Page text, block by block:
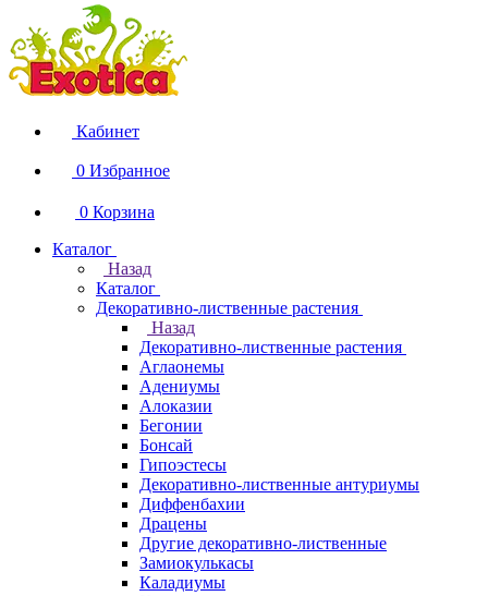
Кабинет
0 Избранное
0 Корзина
Каталог
Назад
Каталог
Декоративно-лиственные растения
Назад
Декоративно-лиственные растения
Аглаонемы
Адениумы
Алоказии
Бегонии
Бонсай
Гипоэстесы
Декоративно-лиственные антуриумы
Диффенбахии
Драцены
Другие декоративно-лиственные
Замиокулькасы
Каладиумы